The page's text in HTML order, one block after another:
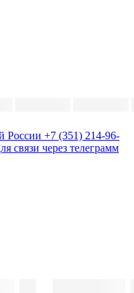
России +7 (351) 214-96-
связи через телеграмм